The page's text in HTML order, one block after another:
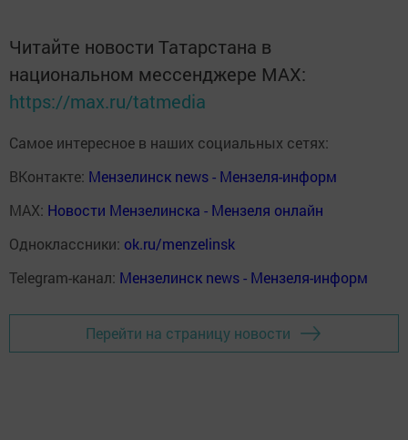
Читайте новости Татарстана в
национальном мессенджере MАХ:
https://max.ru/tatmedia
Самое интересное в наших социальных сетях:
ВКонтакте: Мензелинск news - Мензеля-информ
MAX: Новости Мензелинска - Мензеля онлайн
Одноклассники: ok.ru/menzelinsk
Telegram-канал: Мензелинск news - Мензеля-информ
Перейти на страницу новости